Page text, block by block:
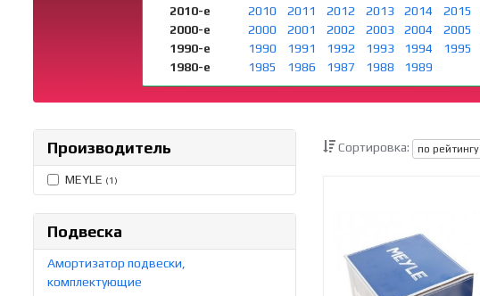
2010-е
2010 2011 2012 2013 2014 2015
2000-е
2000 2001 2002 2003 2004 2005
1990-е
1990 1991 1992 1993 1994 1995
1980-е
1985 1986 1987 1988 1989
Производитель
MEYLE (1)
Подвеска
Амортизатор подвески,
комплектующие
Сортировка: по рейтингу